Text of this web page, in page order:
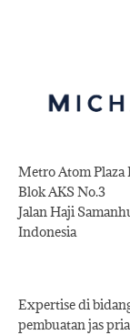
Metro Atom Plaza
Blok AKS No.3
Jalan Haji
Indonesia
Expertise di
pembuatan jas